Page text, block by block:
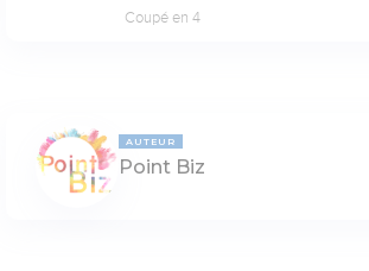
Coupé en 4
AUTEUR
Point Biz